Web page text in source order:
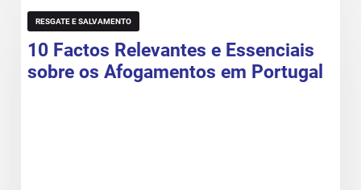
RESGATE E SALVAMENTO
10 Factos Relevantes e Essenciais
sobre os Afogamentos em Portugal